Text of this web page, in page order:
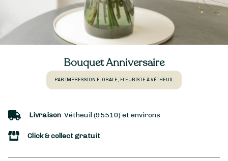
Bouquet Anniversaire
PAR IMPRESSION FLORALE, FLEURISTE À VÉTHEUIL
Livraison Vétheuil (95510) et environs
Click & collect gratuit